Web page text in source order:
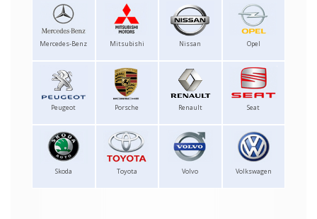
Mercedes-Benz Mitsubishi Nissan Opel
Peugeot Porsche Renault Seat
Skoda Toyota Volvo Volkswagen